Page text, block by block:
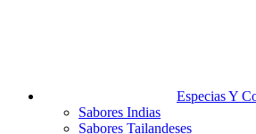
Especias Y
Sabores Indias
Sabores Tailandeses